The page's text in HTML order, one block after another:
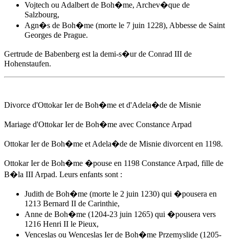
Vojtech ou Adalbert de Boh�me, Archev�que de
Salzbourg,
Agn�s de Boh�me (morte le 7 juin 1228), Abbesse de Saint
Georges de Prague.
Gertrude de Babenberg est la demi-s�ur de Conrad III de
Hohenstaufen.
Divorce d'Ottokar Ier de Boh�me et d'Adela�de de Misnie
Mariage d'Ottokar Ier de Boh�me avec Constance Arpad
Ottokar Ier de Boh�me et Adela�de de Misnie divorcent en 1198.
Ottokar Ier de Boh�me �pouse en 1198 Constance Arpad, fille de
B�la III Arpad. Leurs enfants sont :
Judith de Boh�me (morte le 2 juin 1230) qui �pousera en
1213 Bernard II de Carinthie,
Anne de Boh�me (1204-23 juin 1265) qui �pousera vers
1216 Henri II le Pieux,
Venceslas ou Wenceslas Ier de Boh�me Przemyslide (1205-